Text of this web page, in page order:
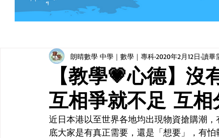
【教學💗心德】
互相爭就不足 互相
朗晴數學 中學｜數學｜專科2020年2月12日 讀畢
近日本港以至世界各地均出現物資搶購潮
底大家是有真正需要，還是「想要」，有